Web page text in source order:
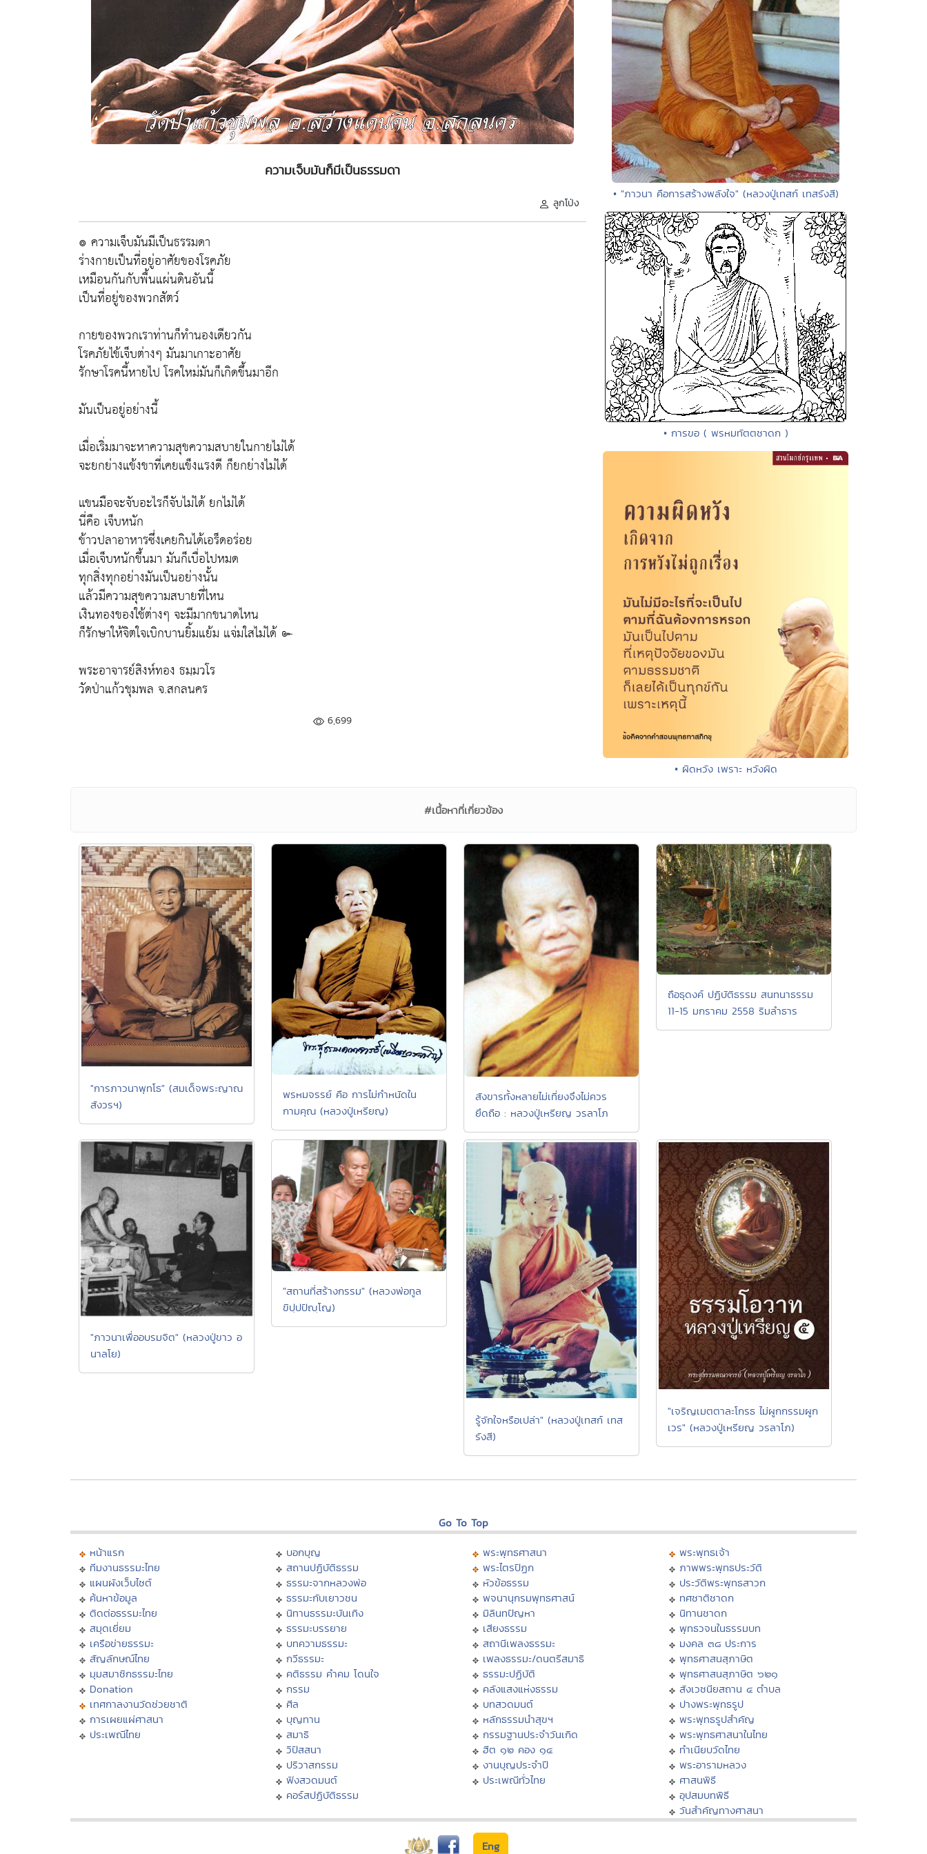
ความเจ็บมันก็มีเป็นธรรมดา
ลูกโป่ง
๏ ความเจ็บมันมีเป็นธรรมดา
ร่างกายเป็นที่อยู่อาศัยของโรคภัย
เหมือนกันกับพื้นแผ่นดินอันนี้
เป็นที่อยู่ของพวกสัตว์
กายของพวกเราท่านก็ทำนองเดียวกัน
โรคภัยไข้เจ็บต่างๆ มันมาเกาะอาศัย
รักษาโรคนี้หายไป โรคใหม่มันก็เกิดขึ้นมาอีก
มันเป็นอยู่อย่างนี้
เมื่อเริ่มมาจะหาความสุขความสบายในกายไม่ได้
จะยกย่างแข้งขาที่เคยแข็งแรงดี ก็ยกย่างไม่ได้
แขนมือจะจับอะไรก็จับไม่ได้ ยกไม่ได้
นี่คือ เจ็บหนัก
ข้าวปลาอาหารซึ่งเคยกินได้เอร็ดอร่อย
เมื่อเจ็บหนักขึ้นมา มันก็เบื่อไปหมด
ทุกสิ่งทุกอย่างมันเป็นอย่างนั้น
แล้วมีความสุขความสบายที่ไหน
เงินทองของใช้ต่างๆ จะมีมากขนาดไหน
ก็รักษาให้จิตใจเบิกบานยิ้มแย้ม แจ่มใสไม่ได้ ๛
พระอาจารย์สิงห์ทอง ธมฺมวโร
วัดป่าแก้วชุมพล จ.สกลนคร
6,699
• "ภาวนา คือการสร้างพลังใจ" (หลวงปู่เทสก์ เทสรังสี)
• การขอ ( พรหมทัตตชาดก )
• ผิดหวัง เพราะ หวังผิด
#เนื้อหาที่เกี่ยวข้อง
"การภาวนาพุทโธ" (สมเด็จพระญาณ
สังวรฯ)
พรหมจรรย์ คือ การไม่กำหนัดใน
กามคุณ (หลวงปู่เหรียญ)
สังขารทั้งหลายไม่เที่ยงจึงไม่ควร
ยึดถือ : หลวงปู่เหรียญ วรลาโภ
ถือธุดงค์ ปฏิบัติธรรม สนทนาธรรม
11-15 มกราคม 2558 ริมลำธาร
"ภาวนาเพื่ออบรมจิต" (หลวงปู่ขาว อ
นาลโย)
"สถานที่สร้างกรรม" (หลวงพ่อทูล
ขิปฺปปัญฺโญ)
รู้จักใจหรือเปล่า" (หลวงปู่เทสก์ เทส
รังสี)
"เจริญเมตตาละโกรธ ไม่ผูกกรรมผูก
เวร" (หลวงปู่เหรียญ วรลาโภ)
Go To Top
หน้าแรก
ทีมงานธรรมะไทย
แผนผังเว็บไซต์
ค้นหาข้อมูล
ติดต่อธรรมะไทย
สมุดเยี่ยม
เครือข่ายธรรมะ
สัญลักษณ์ไทย
มุมสมาชิกธรรมะไทย
Donation
เทศกาลงานวัดช่วยชาติ
การเผยแผ่ศาสนา
ประเพณีไทย
บอกบุญ
สถานปฏิบัติธรรม
ธรรมะจากหลวงพ่อ
ธรรมะกับเยาวชน
นิทานธรรมะบันเทิง
ธรรมะบรรยาย
บทความธรรมะ
กวีธรรมะ
คติธรรม คำคม โดนใจ
กรรม
ศีล
บุญทาน
สมาธิ
วิปัสสนา
ปริวาสกรรม
ฟังสวดมนต์
คอร์สปฏิบัติธรรม
พระพุทธศาสนา
พระไตรปิฏก
หัวข้อธรรม
พจนานุกรมพุทธศาสน์
มิลินทปัญหา
เสียงธรรม
สถานีเพลงธรรมะ
เพลงธรรมะ/ดนตรีสมาธิ
ธรรมะปฏิบัติ
คลังแสงแห่งธรรม
บทสวดมนต์
หลักธรรมนำสุขฯ
กรรมฐานประจำวันเกิด
ฮีต ๑๒ คอง ๑๔
งานบุญประจำปี
ประเพณีทั่วไทย
พระพุทธเจ้า
ภาพพระพุทธประวัติ
ประวัติพระพุทธสาวก
ทศชาติชาดก
นิทานชาดก
พุทธวจนในธรรมบท
มงคล ๓๘ ประการ
พุทธศาสนสุภาษิต
พุทธศาสนสุภาษิต ๖๒๑
สังเวชนียสถาน ๔ ตำบล
ปางพระพุทธรูป
พระพุทธรูปสำคัญ
พระพุทธศาสนาในไทย
ทำเนียบวัดไทย
พระอารามหลวง
ศาสนพิธี
อุปสมบทพิธี
วันสำคัญทางศาสนา
Eng